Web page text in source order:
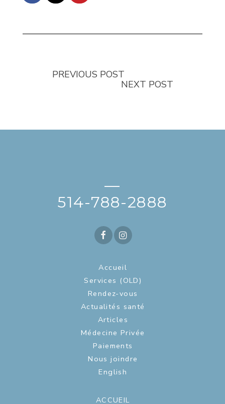
PREVIOUS POST
NEXT POST
—
514-788-2888
Accueil
Services (OLD)
Rendez-vous
Actualités santé
Articles
Médecine Privée
Paiements
Nous joindre
English
ACCUEIL